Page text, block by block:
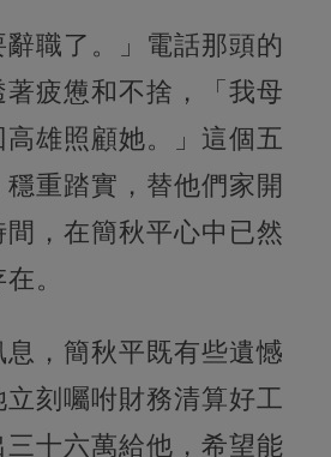
辭職了。」電話那頭的
疲憊和不捨，「我母
雄照顧她。」這個五
重踏實，替他們家開
，在簡秋平心中已然
。
，簡秋平既有些遺憾
刻囑咐財務清算好工
十六萬給他，希望能